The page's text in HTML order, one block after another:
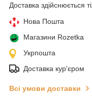
Доставка здійснюється
Нова Пошта
Магазини Rozetka
Укрпошта
Доставка кур'єром
Всі умови доставки